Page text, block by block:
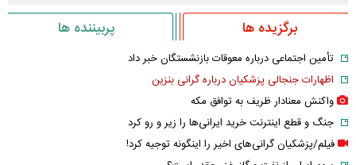
برگزیده ها پربیننده ها
تأمین اجتماعی درباره معوقات بازنشستگان خبر داد
اظهارات جنجالی پزشکیان درباره گرانی بنزین
واکنش معنادار ظریف به توافق مکه
جنگ و قطع اینترنت خرید ایرانی‌ها را زیر و رو کرد
فیلم/پزشکیان گرانی‌های اخیر را اینگونه توجیه کرد!